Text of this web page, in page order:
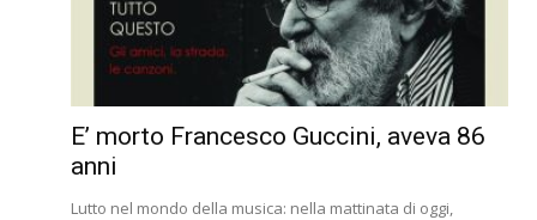
E’ morto Francesco Guccini, aveva 86
anni
Lutto nel mondo della musica: nella mattinata di oggi,